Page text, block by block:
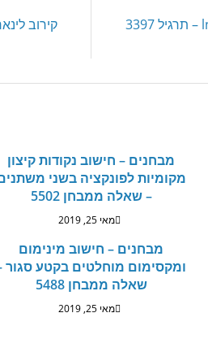
קירוב
מבחנים – חישוב נקודות קיצון
מקומיות לפונקציה בשני
– שאלה ממבחן 5502
מאי 25, 2019
מבחנים – חישוב מינימום
ומקסימום מוחלטים בקטע סגור
שאלה ממבחן 5488
מאי 25, 2019